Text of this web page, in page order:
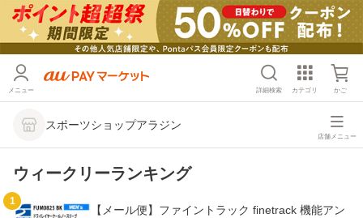
メニュー 詳細検索 カテゴリ かご
スポーツショップアラジン
店舗メニュー
ウィークリーランキング
1
【メール便】ファイントラック finetrack 機能アン